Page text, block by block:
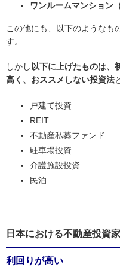
ワンルームマンション
この他にも、以下のようなも
す。
しかし以下に上げたものは、
高く、おススメしない投資法
戸建て投資
REIT
不動産私募ファンド
駐車場投資
介護施設投資
民泊
日本における不動産投資
利回りが高い